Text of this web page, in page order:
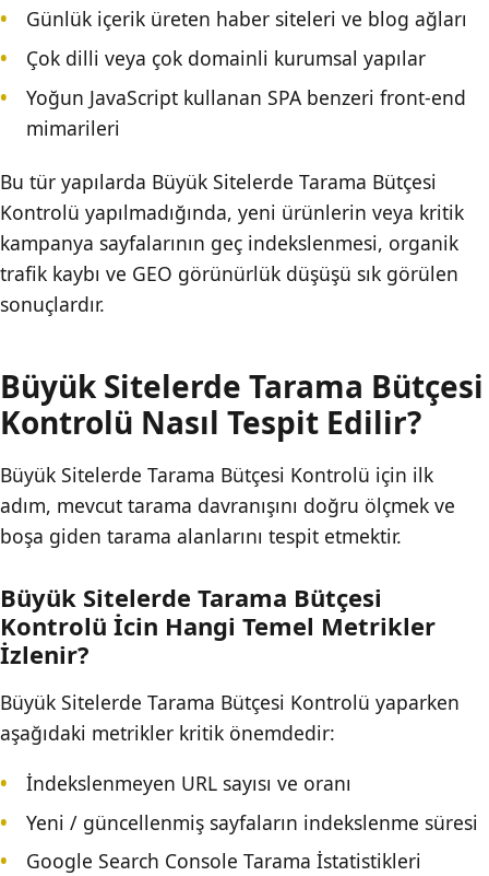
Günlük içerik üreten haber siteleri ve blog ağları
Çok dilli veya çok domainli kurumsal yapılar
Yoğun JavaScript kullanan SPA benzeri front-end
mimarileri
Bu tür yapılarda Büyük Sitelerde Tarama Bütçesi
Kontrolü yapılmadığında, yeni ürünlerin veya kritik
kampanya sayfalarının geç indekslenmesi, organik
trafik kaybı ve GEO görünürlük düşüşü sık görülen
sonuçlardır.
Büyük Sitelerde Tarama Bütçesi
Kontrolü Nasıl Tespit Edilir?
Büyük Sitelerde Tarama Bütçesi Kontrolü için ilk
adım, mevcut tarama davranışını doğru ölçmek ve
boşa giden tarama alanlarını tespit etmektir.
Büyük Sitelerde Tarama Bütçesi
Kontrolü İcin Hangi Temel Metrikler
İzlenir?
Büyük Sitelerde Tarama Bütçesi Kontrolü yaparken
aşağıdaki metrikler kritik önemdedir:
İndekslenmeyen URL sayısı ve oranı
Yeni / güncellenmiş sayfaların indekslenme süresi
Google Search Console Tarama İstatistikleri